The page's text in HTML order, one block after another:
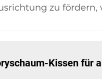
zu
Kissen für